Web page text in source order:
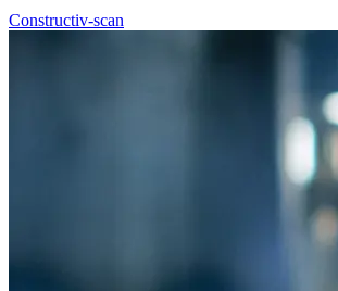
Constructiv-scan